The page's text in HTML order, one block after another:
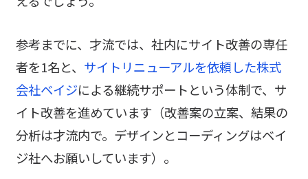
参考までに、才流では、社内にサイト改善の専任
者を1名と、 サイトリニューアルを依頼した株式
会社ベイジによる継続サポートという体制で、サ
イト改善を進めています（改善案の立案、結果の
分析は才流内で。デザインとコーディングはベイ
ジ社へお願いしています）。